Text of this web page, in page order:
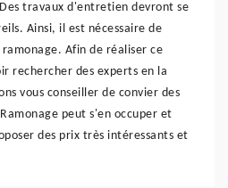
travaux d'entretien devront se
Ainsi, il est nécessaire de
Afin de réaliser ce
rechercher des experts en la
vous conseiller de convier des
peut s'en occuper et
des prix très intéressants et